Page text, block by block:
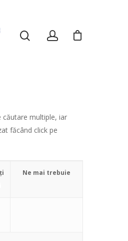
căutare multiple, iar
făcând click pe
Ne mai trebuie